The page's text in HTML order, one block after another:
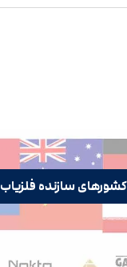
کشورهای سازنده فلزیاب